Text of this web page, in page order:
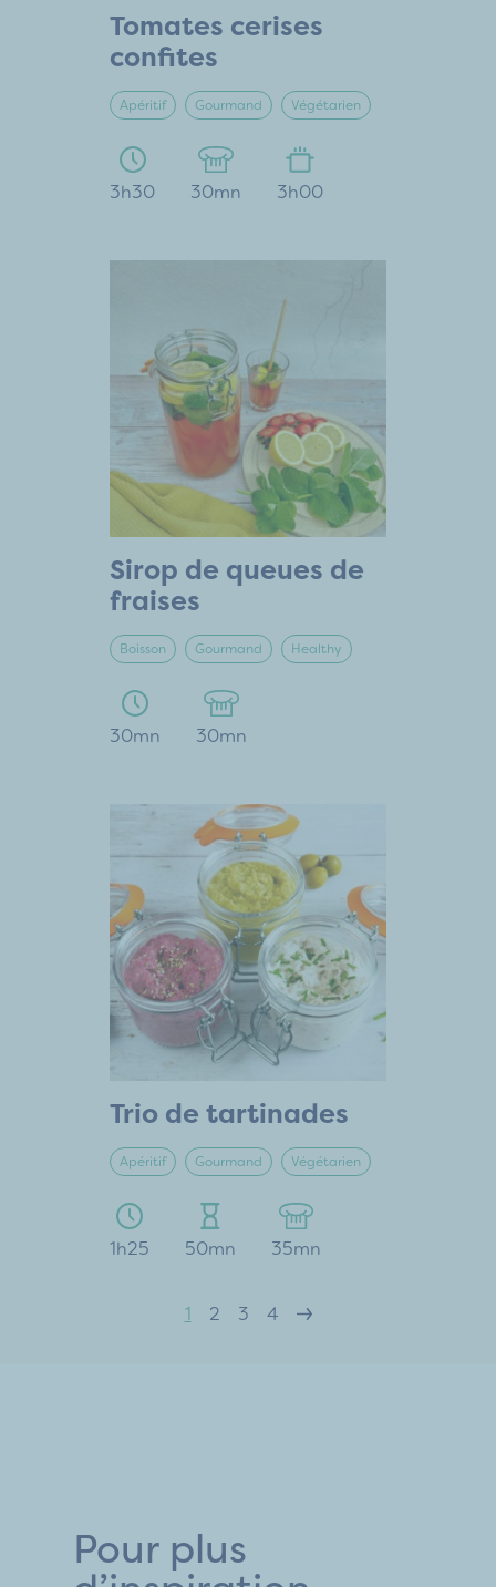
Tomates cerises
confites
Apéritif Gourmand Végétarien
3h30 30mn 3h00
Sirop de queues de
fraises
Boisson Gourmand Healthy
30mn 30mn
Trio de tartinades
Apéritif Gourmand Végétarien
1h25 50mn 35mn
1 2 3 4
Pour plus